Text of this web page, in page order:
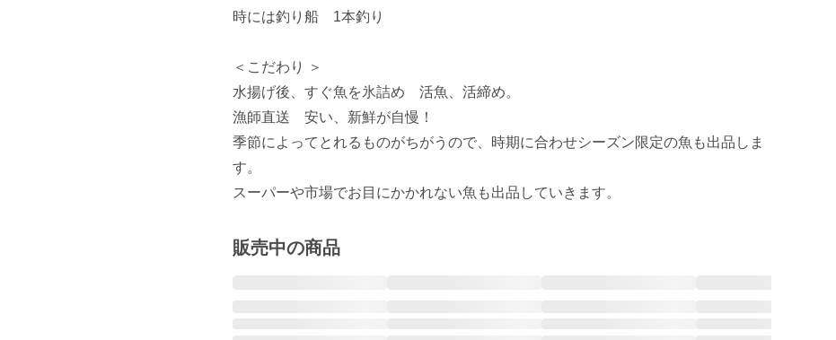
時には釣り船　1本釣り
＜こだわり ＞
水揚げ後、すぐ魚を氷詰め　活魚、活締め。
漁師直送　安い、新鮮が自慢！
季節によってとれるものがちがうので、時期に合わせシーズン限定の魚も出品しま
す。
スーパーや市場でお目にかかれない魚も出品していきます。
販売中の商品